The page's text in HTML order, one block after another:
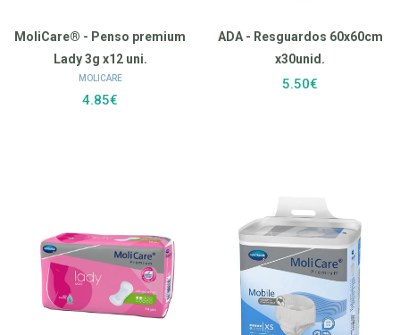
MoliCare® - Penso premium
Lady 3g x12 uni.
MOLICARE
4.85€
ADA - Resguardos 60x60cm
x30unid.
5.50€